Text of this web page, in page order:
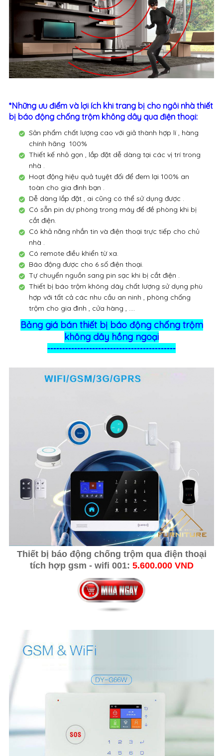
*Những ưu điểm và lợi ích khi trang bị cho ngôi nhà thiết
bị báo động chống trộm không dây qua điện thoại:
Sản phẩm chất lượng cao với giả thành hợp lí , hàng
chính hãng 100%
Thiết kế nhỏ gọn , lắp đặt dễ dàng tại các vị trí trong
nhà .
Hoạt động hiệu quả tuyệt đối để đem lại 100% an
toàn cho gia đình bạn .
Dễ dàng lắp đặt , ai cũng có thể sử dụng được .
Có sẵn pin dự phòng trong máy để đề phòng khi bị
cắt điện.
Có khả năng nhắn tin và điện thoại trực tiếp cho chủ
nhà .
Có remote điều khiển từ xa.
Báo động được cho 6 số điện thoại.
Tự chuyển nguồn sang pin sạc khi bị cắt điện .
Thiết bị báo trộm không dây chất lượng sử dụng phù
hợp với tất cả các nhu cầu an ninh , phòng chống
trộm cho gia đình , cửa hàng , ….
Bảng giá bán thiết bị báo động chống trộm
không dây hồng ngoại
-------------------------------------------
Thiết bị báo động chống trộm qua điện thoại
tích hợp gsm - wifi 001: 5.600.000 VND